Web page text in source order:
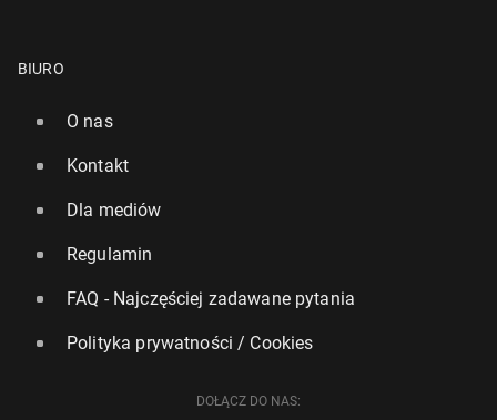
BIURO
O nas
Kontakt
Dla mediów
Regulamin
FAQ - Najczęściej zadawane pytania
Polityka prywatności / Cookies
DOŁĄCZ DO NAS: